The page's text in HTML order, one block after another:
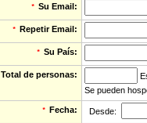
* Su Email:
* Repetir Email:
* Su País:
Total de personas:
Se pueden
* Fecha: Desde: